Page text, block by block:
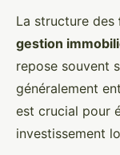
La structure des
gestion
repose souvent
généralement
est crucial pour
investissement